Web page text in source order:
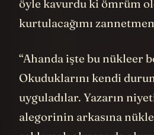
öyle kavurdu ki ömrüm
kurtulacağımı
“Ahanda işte bu nükleer
Okuduklarını kendi
uyguladılar. Yazarın
alegorinin arkasına